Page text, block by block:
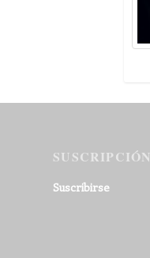
SUSCRIPCIÓN
Suscribirse